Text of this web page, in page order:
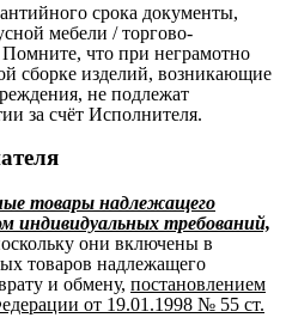
срока документы,
мебели / торгово-
что при неграмотно
сборке изделий, возникающие
не подлежат
за счёт Исполнителя.
товары надлежащего
индивидуальных требований,
они включены в
товаров надлежащего
и обмену, постановлением
от 19.01.1998 № 55 ст.